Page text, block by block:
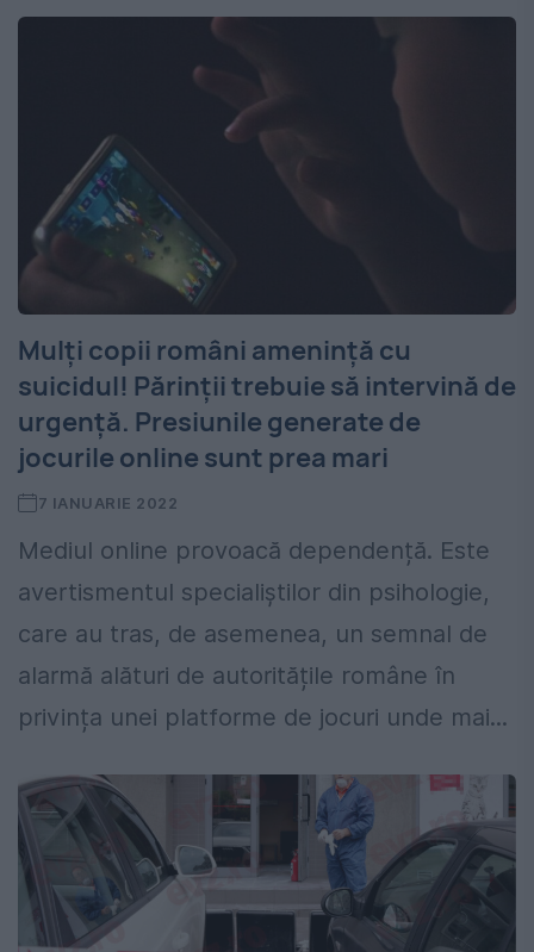
Mulți copii români amenință cu
suicidul! Părinții trebuie să intervină de
urgență. Presiunile generate de
jocurile online sunt prea mari
7 IANUARIE 2022
Mediul online provoacă dependență. Este
avertismentul specialiștilor din psihologie,
care au tras, de asemenea, un semnal de
alarmă alături de autoritățile române în
privința unei platforme de jocuri unde mai...